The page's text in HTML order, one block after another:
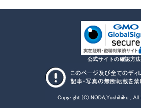
公式サイトの確認方法